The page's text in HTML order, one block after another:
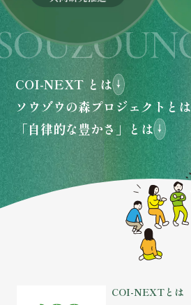
COI-NEXT とは
ソウゾウの森プロジェクトとは
「自律的な豊かさ」とは
COI-NEXT と は